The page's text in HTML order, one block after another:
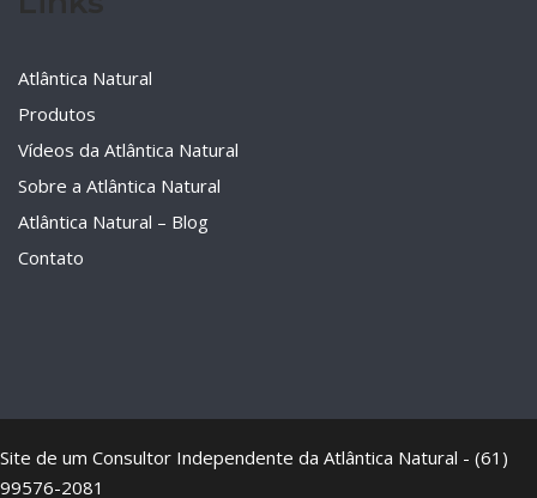
Atlântica Natural
Produtos
Vídeos da Atlântica Natural
Sobre a Atlântica Natural
Atlântica Natural – Blog
Contato
Site de um Consultor Independente da Atlântica Natural - (61)
99576-2081